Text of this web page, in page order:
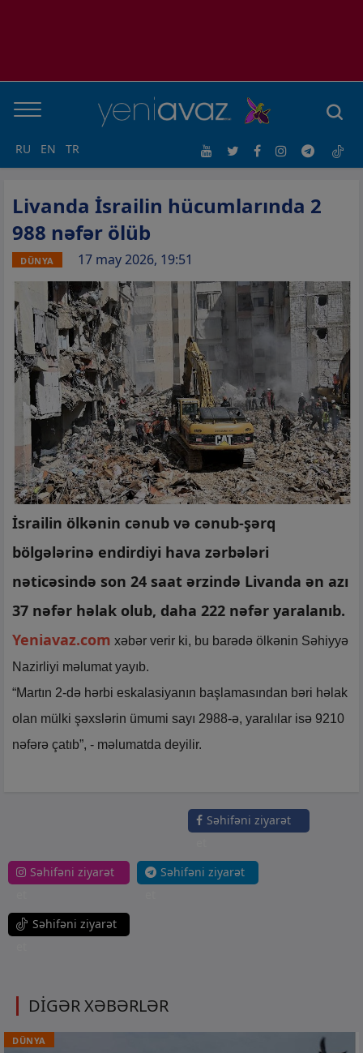
RU EN TR
Livanda İsrailin hücumlarında 2
988 nəfər ölüb
DÜNYA 17 may 2026, 19:51
İsrailin ölkənin cənub və cənub-şərq
bölgələrinə endirdiyi hava zərbələri
nəticəsində son 24 saat ərzində Livanda ən azı
37 nəfər həlak olub, daha 222 nəfər yaralanıb.
Yeniavaz.com xəbər verir ki, bu barədə ölkənin Səhiyyə
Nazirliyi məlumat yayıb.
“Martın 2-də hərbi eskalasiyanın başlamasından bəri həlak
olan mülki şəxslərin ümumi sayı 2988-ə, yaralılar isə 9210
nəfərə çatıb”, - məlumatda deyilir.
Səhifəni ziyarət
Səhifəni ziyarət
Səhifəni ziyarət
Səhifəni ziyarət
DİGƏR XƏBƏRLƏR
DÜNYA